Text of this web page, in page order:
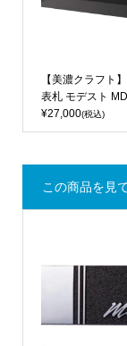
【美濃クラフト
表札 モデスト
¥27,000(税込)
この商品を見